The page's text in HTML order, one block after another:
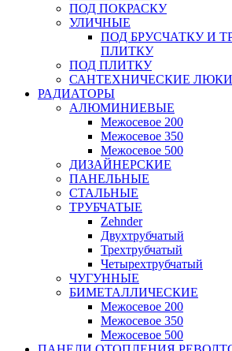
ПОД ПОКРАСКУ
УЛИЧНЫЕ
ПОД БРУСЧАТКУ И
ПЛИТКУ
ПОД ПЛИТКУ
САНТЕХНИЧЕСКИЕ ЛЮКИ
РАДИАТОРЫ
АЛЮМИНИЕВЫЕ
Межосевое 200
Межосевое 350
Межосевое 500
ДИЗАЙНЕРСКИЕ
ПАНЕЛЬНЫЕ
СТАЛЬНЫЕ
ТРУБЧАТЫЕ
Zehnder
Двухтрубчатый
Трехтрубчатый
Четырехтрубчатый
ЧУГУННЫЕ
БИМЕТАЛЛИЧЕСКИЕ
Межосевое 200
Межосевое 350
Межосевое 500